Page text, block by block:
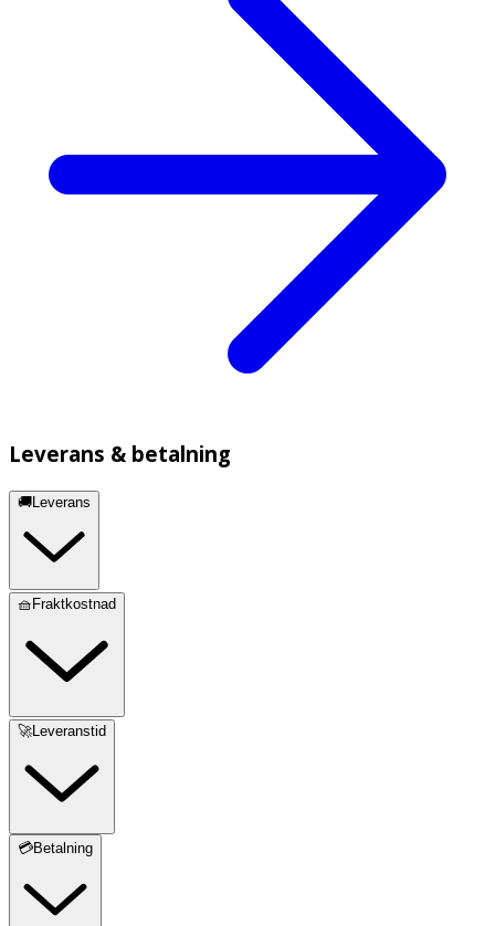
Leverans & betalning
🚚Leverans
🧺Fraktkostnad
🚀Leveranstid
💳Betalning